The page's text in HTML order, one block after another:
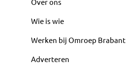
Wie is wie
Werken bij Omroep Brabant
Adverteren